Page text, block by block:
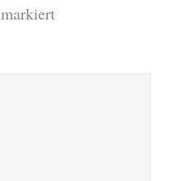
markiert